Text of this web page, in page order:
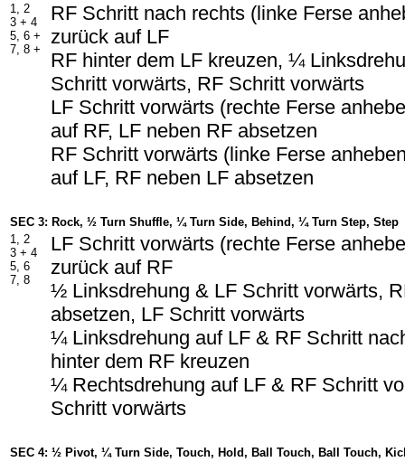
1, 2
3 + 4
5, 6 +
7, 8 +
RF Schritt nach rechts (linke Ferse
zurück auf LF
RF hinter dem LF kreuzen, ¼
Schritt vorwärts, RF Schritt vorwärts
LF Schritt vorwärts (rechte Ferse
auf RF, LF neben RF absetzen
RF Schritt vorwärts (linke Ferse
auf LF, RF neben LF absetzen
SEC 3: Rock, ½ Turn Shuffle, ¼ Turn Side, Behind, ¼ Turn Step, Step
1, 2
3 + 4
5, 6
7, 8
LF Schritt vorwärts (rechte Ferse
zurück auf RF
½ Linksdrehung & LF Schritt vorwärts,
absetzen, LF Schritt vorwärts
¼ Linksdrehung auf LF & RF Schritt
hinter dem RF kreuzen
¼ Rechtsdrehung auf LF & RF Schritt
Schritt vorwärts
SEC 4: ½ Pivot, ¼ Turn Side, Touch, Hold, Ball Touch, Ball Touch,